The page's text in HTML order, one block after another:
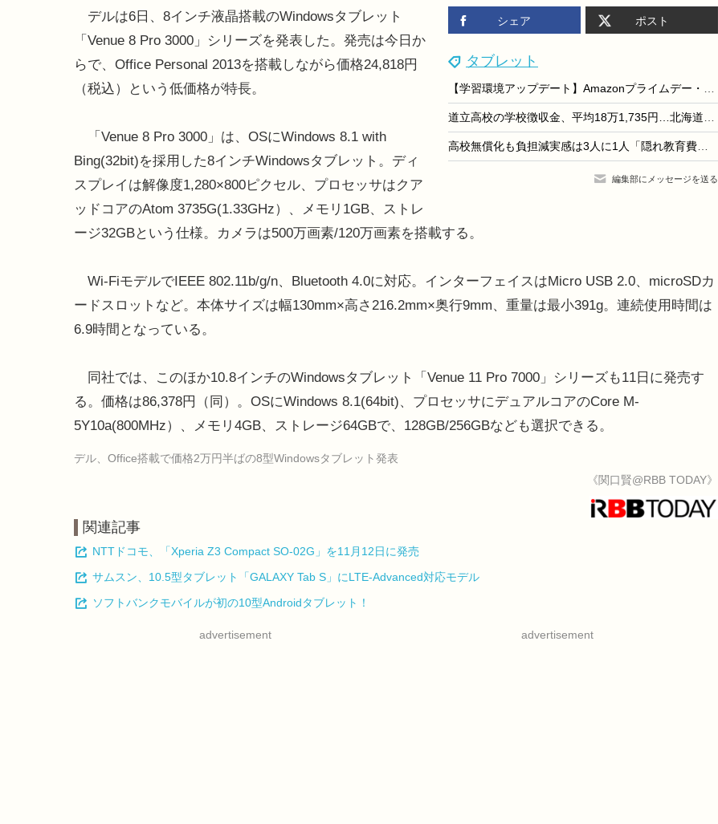
シェア ポスト
タブレット
【学習環境アップデート】Amazonプライムデー・編集部が選ぶマストバイアイテム
道立高校の学校徴収金、平均18万1,735円…北海道教委調査
高校無償化も負担減実感は3人に1人「隠れ教育費」実態調査
編集部にメッセージを送る
デルは6日、8インチ液晶搭載のWindowsタブレット
「Venue 8 Pro 3000」シリーズを発表した。発売は今日か
らで、Office Personal 2013を搭載しながら価格24,818円
（税込）という低価格が特長。
「Venue 8 Pro 3000」は、OSにWindows 8.1 with
Bing(32bit)を採用した8インチWindowsタブレット。ディ
スプレイは解像度1,280×800ピクセル、プロセッサはクア
ッドコアのAtom 3735G(1.33GHz）、メモリ1GB、ストレ
ージ32GBという仕様。カメラは500万画素/120万画素を搭載する。
Wi-FiモデルでIEEE 802.11b/g/n、Bluetooth 4.0に対応。インターフェイスはMicro USB 2.0、microSDカ
ードスロットなど。本体サイズは幅130mm×高さ216.2mm×奥行9mm、重量は最小391g。連続使用時間は
6.9時間となっている。
同社では、このほか10.8インチのWindowsタブレット「Venue 11 Pro 7000」シリーズも11日に発売す
る。価格は86,378円（同）。OSにWindows 8.1(64bit)、プロセッサにデュアルコアのCore M-
5Y10a(800MHz）、メモリ4GB、ストレージ64GBで、128GB/256GBなども選択できる。
デル、Office搭載で価格2万円半ばの8型Windowsタブレット発表
《関口賢@RBB TODAY》
関連記事
NTTドコモ、「Xperia Z3 Compact SO-02G」を11月12日に発売
サムスン、10.5型タブレット「GALAXY Tab S」にLTE-Advanced対応モデル
ソフトバンクモバイルが初の10型Androidタブレット！
advertisement advertisement